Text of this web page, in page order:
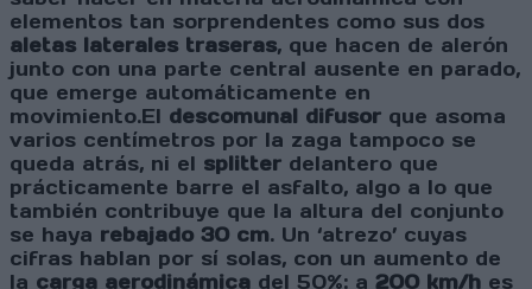
elementos tan sorprendentes como sus dos
aletas laterales traseras, que hacen de alerón
junto con una parte central ausente en parado,
que emerge automáticamente en
movimiento.El descomunal difusor que asoma
varios centímetros por la zaga tampoco se
queda atrás, ni el splitter delantero que
prácticamente barre el asfalto, algo a lo que
también contribuye que la altura del conjunto
se haya rebajado 30 cm. Un ‘atrezo’ cuyas
cifras hablan por sí solas, con un aumento de
la carga aerodinámica del 50%: a 200 km/h es